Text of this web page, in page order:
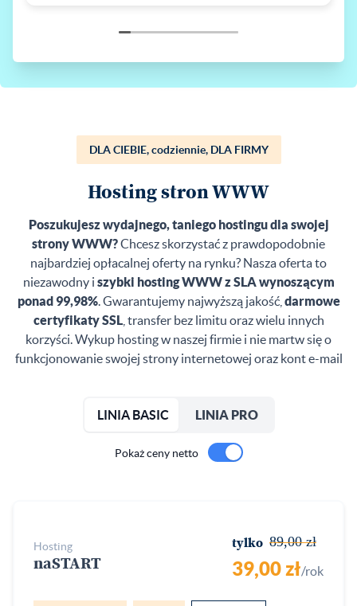
DLA CIEBIE, codziennie, DLA FIRMY
Hosting stron WWW
Poszukujesz wydajnego, taniego hostingu dla swojej
strony WWW?Chcesz skorzystać z prawdopodobnie
najbardziej opłacalnej oferty na rynku? Nasza oferta to
niezawodny i szybki hosting WWW z SLA wynoszącym
ponad 99,98%. Gwarantujemy najwyższą jakość, darmowe
certyfikaty SSL, transfer bez limitu oraz wielu innych
korzyści. Wykup hosting w naszej firmie i nie martw się o
funkcjonowanie swojej strony internetowej oraz kont e-mail
LINIA BASIC LINIA PRO
Pokaż ceny netto
hosting
naSTART
tylko 89,00 zł
39,00 zł/rok